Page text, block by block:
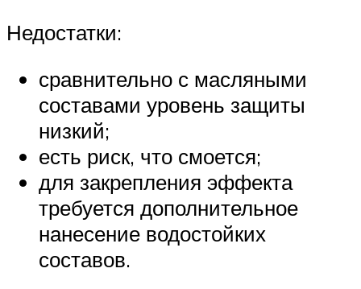
Недостатки:
сравнительно с масляными
составами уровень защиты
низкий;
есть риск, что смоется;
для закрепления эффекта
требуется дополнительное
нанесение водостойких
составов.